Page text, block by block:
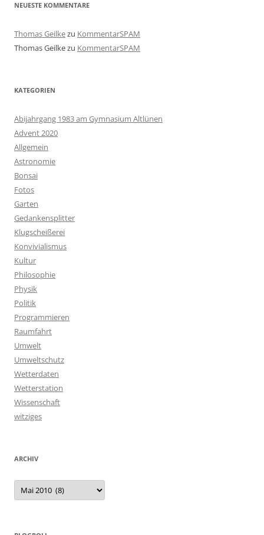
NEUESTE KOMMENTARE
Thomas Geilkezu KommentarSPAM
Thomas Geilkezu KommentarSPAM
KATEGORIEN
Abijahrgang 1983 am Gymnasium Altlünen
Advent 2020
Allgemein
Astronomie
Bonsai
Fotos
Garten
Gedankensplitter
Klugscheißerei
Konvivialismus
Kultur
Philosophie
Physik
Politik
Programmieren
Raumfahrt
Umwelt
Umweltschutz
Wetterdaten
Wetterstation
Wissenschaft
witziges
ARCHIV
Archiv